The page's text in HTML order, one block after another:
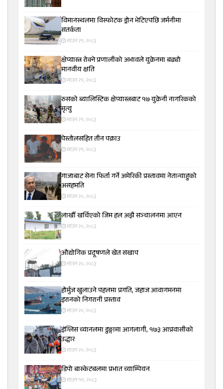
विमानस्थलमा विस्फोटक ड्रोन भेटिएपछि जर्मनीमा
सतर्कता
साउन २१, २०८३
क्षेप्यास्त्र रोक्ने प्रणालीको अभावले युक्रेनमा बढ्यो
मानवीय क्षति
साउन २१, २०८३
रुसको ब्यालिस्टिक क्षेप्यास्त्रबाट १७ युक्रेनी नागरिकको
मृत्यु
साउन २१, २०८३
पेस्तोलसहित तीन पक्राउ
साउन २१, २०८३
गाजाबाट सेना फिर्ता गर्ने अमेरिकी प्रस्तावमा नेतान्याहुको
असहमति
साउन २०, २०८३
लाखौँ खर्चिएको जिम हल अझै सञ्चालनमा आएन
साउन २०, २०८३
औद्योगिक प्रदूषणले खेत सखाप
साउन २०, २०८३
होर्मुज खुलाउने पहलमा प्रगति, जहाज आवागमनमा
इरानको निगरानी प्रस्ताव
साउन २०, २०८३
इंग्लिस च्यानलमा डुङ्गामा आगलागी, १७३ आप्रवासीको
उद्धार
साउन २०, २०८३
डिपो बास्केटबलमा प्रभात च्याम्पियन
साउन १९, २०८३